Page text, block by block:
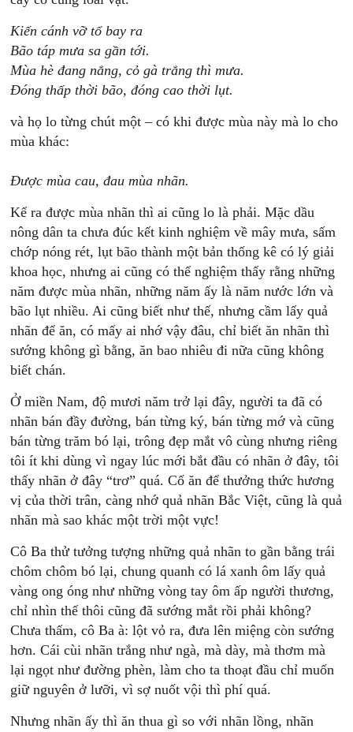
Kiến cánh vỡ tổ bay ra
Bão táp mưa sa gần tới.
Mùa hè đang nắng, cỏ gà trắng thì mưa.
Đóng thấp thời bão, đóng cao thời lụt.
và họ lo từng chút một – có khi được mùa này mà lo cho
mùa khác:
Được mùa cau, đau mùa nhãn.
Kể ra được mùa nhãn thì ai cũng lo là phải. Mặc dầu
nông dân ta chưa đúc kết kinh nghiệm về mây mưa, sấm
chớp nóng rét, lụt bão thành một bản thống kê có lý giải
khoa học, nhưng ai cũng có thể nghiệm thấy rằng những
năm được mùa nhãn, những năm ấy là năm nước lớn và
bão lụt nhiều. Ai cũng biết như thế, nhưng cầm lấy quả
nhãn để ăn, có mấy ai nhớ vậy đâu, chỉ biết ăn nhãn thì
sướng không gì bằng, ăn bao nhiêu đi nữa cũng không
biết chán.
Ở miền Nam, độ mươi năm trở lại đây, người ta đã có
nhãn bán đầy đường, bán từng ký, bán từng mớ và cũng
bán từng trăm bó lại, trông đẹp mắt vô cùng nhưng riêng
tôi ít khi dùng vì ngay lúc mới bắt đầu có nhãn ở đây, tôi
thấy nhãn ở đây “trơ” quá. Cố ăn để thưởng thức hương
vị của thời trân, càng nhớ quả nhãn Bắc Việt, cũng là quả
nhãn mà sao khác một trời một vực!
Cô Ba thử tưởng tượng những quả nhãn to gần bằng trái
chôm chôm bó lại, chung quanh có lá xanh ôm lấy quả
vàng ong óng như những vòng tay ôm ấp người thương,
chỉ nhìn thế thôi cũng đã sướng mắt rồi phải không?
Chưa thấm, cô Ba à: lột vỏ ra, đưa lên miệng còn sướng
hơn. Cái cùi nhãn trắng như ngà, mà dày, mà thơm mà
lại ngọt như đường phèn, làm cho ta thoạt đầu chỉ muốn
giữ nguyên ở lưỡi, vì sợ nuốt vội thì phí quá.
Nhưng nhãn ấy thì ăn thua gì so với nhãn lồng, nhãn